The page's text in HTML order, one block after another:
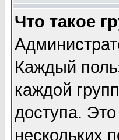
Что такое
Каждый
каждой
доступа.
нескольких